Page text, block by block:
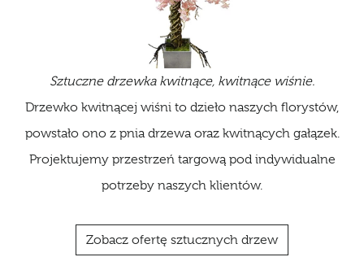
Sztuczne drzewka kwitnące, kwitnące wiśnie.
Drzewko kwitnącej wiśni to dzieło naszych florystów,
powstało ono z pnia drzewa oraz kwitnących gałązek.
Projektujemy przestrzeń targową pod indywidualne
potrzeby naszych klientów.
Zobacz ofertę sztucznych drzew